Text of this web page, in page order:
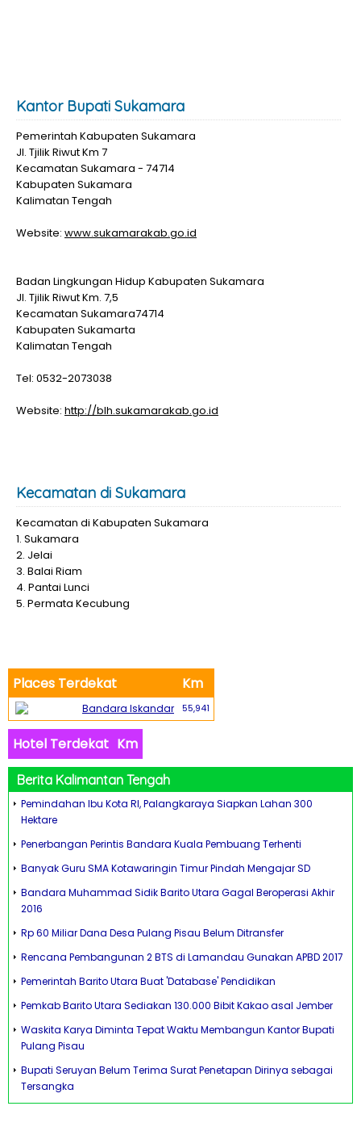
Kantor Bupati Sukamara
Pemerintah Kabupaten Sukamara
Jl. Tjilik Riwut Km 7
Kecamatan Sukamara - 74714
Kabupaten Sukamara
Kalimatan Tengah
Website: www.sukamarakab.go.id
Badan Lingkungan Hidup Kabupaten Sukamara
Jl. Tjilik Riwut Km. 7,5
Kecamatan Sukamara74714
Kabupaten Sukamarta
Kalimatan Tengah
Tel: 0532-2073038
Website: http://blh.sukamarakab.go.id
Kecamatan di Sukamara
Kecamatan di Kabupaten Sukamara
1. Sukamara
2. Jelai
3. Balai Riam
4. Pantai Lunci
5. Permata Kecubung
Places Terdekat Km
Bandara Iskandar 55,941
Hotel Terdekat Km
Berita Kalimantan Tengah
Pemindahan Ibu Kota RI, Palangkaraya Siapkan Lahan 300
Hektare
Penerbangan Perintis Bandara Kuala Pembuang Terhenti
Banyak Guru SMA Kotawaringin Timur Pindah Mengajar SD
Bandara Muhammad Sidik Barito Utara Gagal Beroperasi Akhir
2016
Rp 60 Miliar Dana Desa Pulang Pisau Belum Ditransfer
Rencana Pembangunan 2 BTS di Lamandau Gunakan APBD 2017
Pemerintah Barito Utara Buat 'Database' Pendidikan
Pemkab Barito Utara Sediakan 130.000 Bibit Kakao asal Jember
Waskita Karya Diminta Tepat Waktu Membangun Kantor Bupati
Pulang Pisau
Bupati Seruyan Belum Terima Surat Penetapan Dirinya sebagai
Tersangka